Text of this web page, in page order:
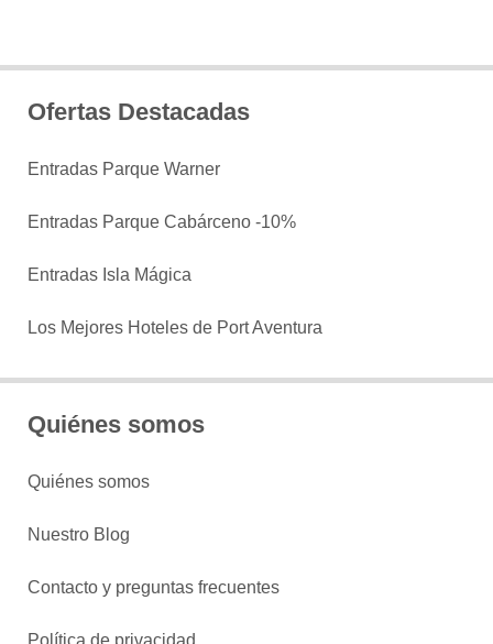
Ofertas Destacadas
Entradas Parque Warner
Entradas Parque Cabárceno -10%
Entradas Isla Mágica
Los Mejores Hoteles de Port Aventura
Quiénes somos
Quiénes somos
Nuestro Blog
Contacto y preguntas frecuentes